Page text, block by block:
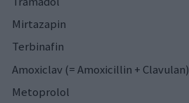
Mirtazapin
Terbinafin
Amoxiclav (= Amoxicillin + Clavulan)
Metoprolol